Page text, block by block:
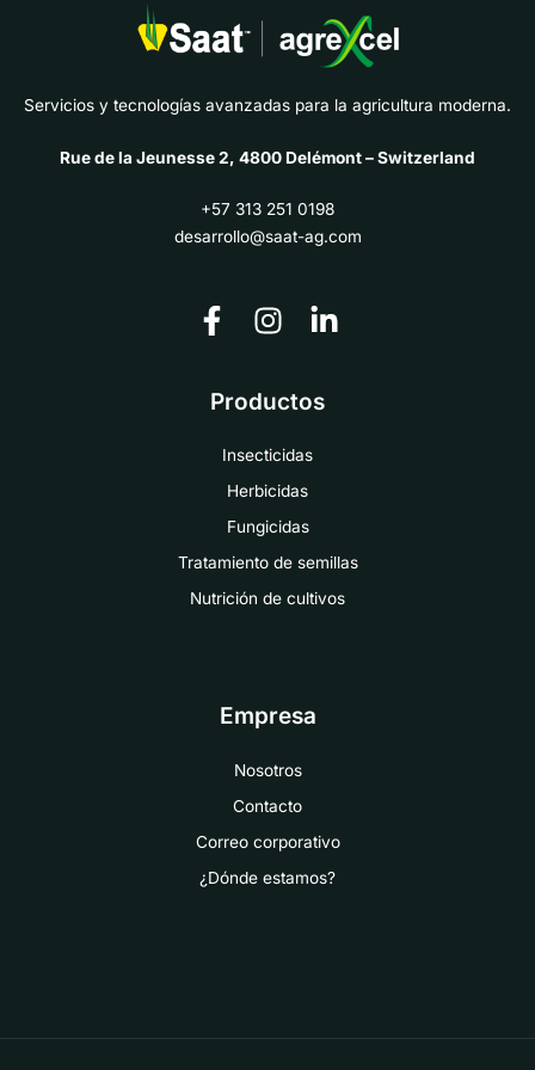
Servicios y tecnologías avanzadas para la agricultura moderna.
Rue de la Jeunesse 2, 4800 Delémont – Switzerland
+57 313 251 0198
desarrollo@saat-ag.com
Productos
Insecticidas
Herbicidas
Fungicidas
Tratamiento de semillas
Nutrición de cultivos
Empresa
Nosotros
Contacto
Correo corporativo
¿Dónde estamos?